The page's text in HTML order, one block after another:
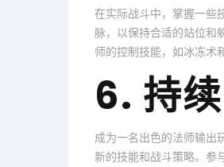
在实际战斗中，掌握一些
脉，以保持合适的站位和
师的控制技能，如冰冻术
6. 持
成为一名出色的法师输出
新的技能和战斗策略。参